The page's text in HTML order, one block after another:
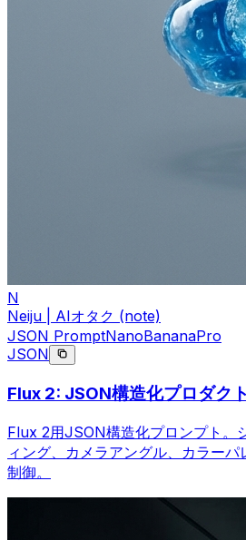
N
Neiju | AIオタク (note)
JSON PromptNanoBananaPro
JSON
Flux 2: JSON構造化プロダク
Flux 2用JSON構造化プロンプト。
ィング、カメラアングル、カラー
制御。